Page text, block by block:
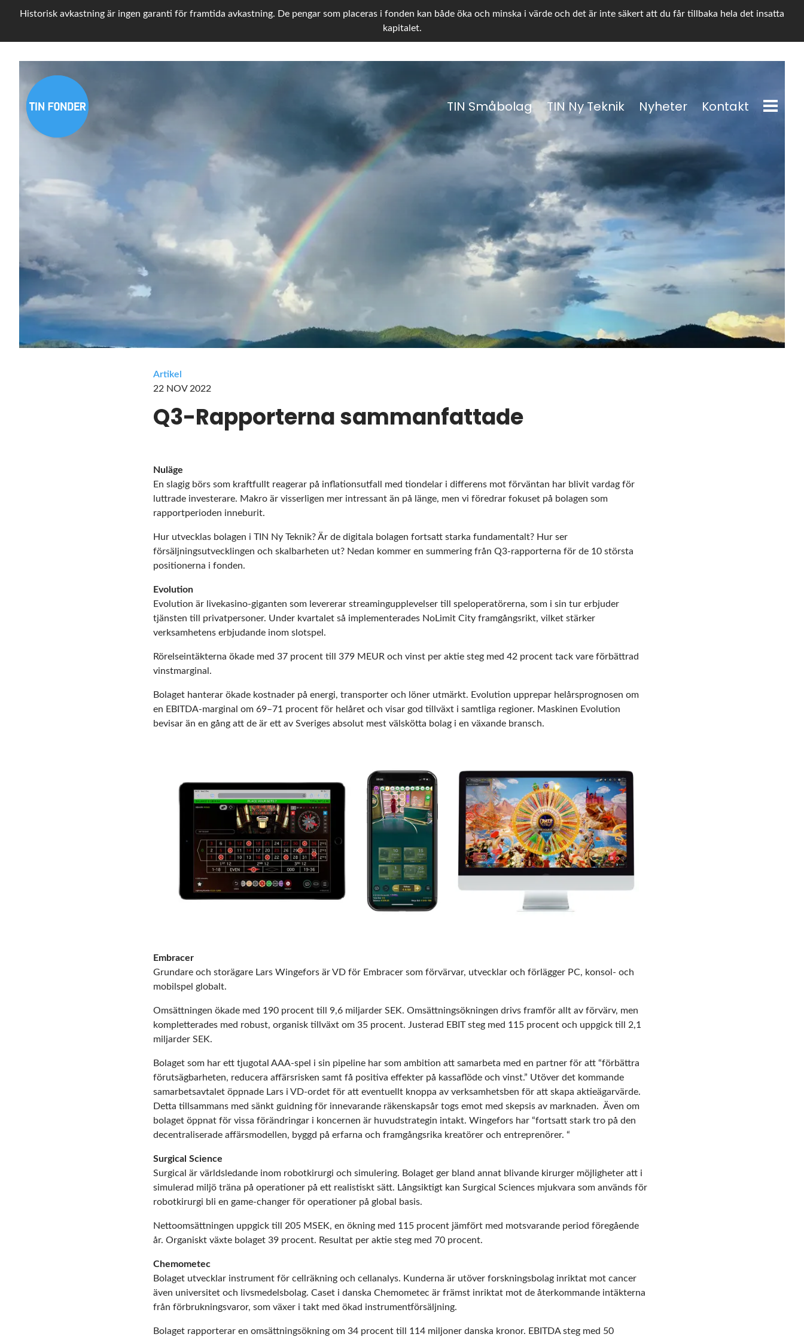
Historisk avkastning är ingen garanti för framtida avkastning. De pengar som placeras i fonden kan både öka och minska i värde och det är inte säkert att du får tillbaka hela det insatta
kapitalet.
TIN Småbolag TIN Ny Teknik Nyheter Kontakt
Artikel
22 NOV 2022
Q3-Rapporterna sammanfattade
Nuläge
En slagig börs som kraftfullt reagerar på inflationsutfall med tiondelar i differens mot förväntan har blivit vardag för
luttrade investerare. Makro är visserligen mer intressant än på länge, men vi föredrar fokuset på bolagen som
rapportperioden inneburit.
Hur utvecklas bolagen i TIN Ny Teknik? Är de digitala bolagen fortsatt starka fundamentalt? Hur ser
försäljningsutvecklingen och skalbarheten ut? Nedan kommer en summering från Q3-rapporterna för de 10 största
positionerna i fonden.
Evolution
Evolution är livekasino-giganten som levererar streamingupplevelser till speloperatörerna, som i sin tur erbjuder
tjänsten till privatpersoner. Under kvartalet så implementerades NoLimit City framgångsrikt, vilket stärker
verksamhetens erbjudande inom slotspel.
Rörelseintäkterna ökade med 37 procent till 379 MEUR och vinst per aktie steg med 42 procent tack vare förbättrad
vinstmarginal.
Bolaget hanterar ökade kostnader på energi, transporter och löner utmärkt. Evolution upprepar helårsprognosen om
en EBITDA-marginal om 69–71 procent för helåret och visar god tillväxt i samtliga regioner. Maskinen Evolution
bevisar än en gång att de är ett av Sveriges absolut mest välskötta bolag i en växande bransch.
Embracer
Grundare och storägare Lars Wingefors är VD för Embracer som förvärvar, utvecklar och förlägger PC, konsol- och
mobilspel globalt.
Omsättningen ökade med 190 procent till 9,6 miljarder SEK. Omsättningsökningen drivs framför allt av förvärv, men
kompletterades med robust, organisk tillväxt om 35 procent. Justerad EBIT steg med 115 procent och uppgick till 2,1
miljarder SEK.
Bolaget som har ett tjugotal AAA-spel i sin pipeline har som ambition att samarbeta med en partner för att “förbättra
förutsägbarheten, reducera affärsrisken samt få positiva effekter på kassaflöde och vinst.” Utöver det kommande
samarbetsavtalet öppnade Lars i VD-ordet för att eventuellt knoppa av verksamhetsben för att skapa aktieägarvärde.
Detta tillsammans med sänkt guidning för innevarande räkenskapsår togs emot med skepsis av marknaden. Även om
bolaget öppnat för vissa förändringar i koncernen är huvudstrategin intakt. Wingefors har “fortsatt stark tro på den
decentraliserade affärsmodellen, byggd på erfarna och framgångsrika kreatörer och entreprenörer. “
Surgical Science
Surgical är världsledande inom robotkirurgi och simulering. Bolaget ger bland annat blivande kirurger möjligheter att i
simulerad miljö träna på operationer på ett realistiskt sätt. Långsiktigt kan Surgical Sciences mjukvara som används för
robotkirurgi bli en game-changer för operationer på global basis.
Nettoomsättningen uppgick till 205 MSEK, en ökning med 115 procent jämfört med motsvarande period föregående
år. Organiskt växte bolaget 39 procent. Resultat per aktie steg med 70 procent.
Chemometec
Bolaget utvecklar instrument för cellräkning och cellanalys. Kunderna är utöver forskningsbolag inriktat mot cancer
även universitet och livsmedelsbolag. Caset i danska Chemometec är främst inriktat mot de återkommande intäkterna
från förbrukningsvaror, som växer i takt med ökad instrumentförsäljning.
Bolaget rapporterar en omsättningsökning om 34 procent till 114 miljoner danska kronor. EBITDA steg med 50